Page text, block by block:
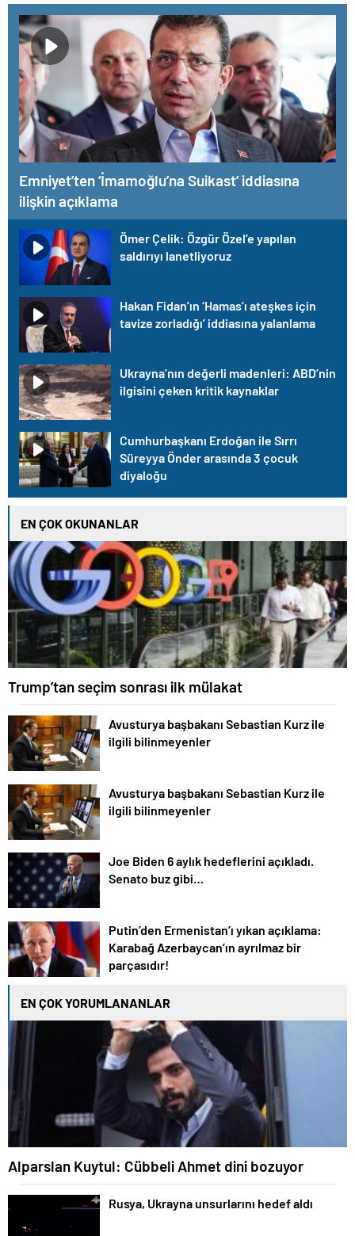
Emniyet’ten ‘İmamoğlu’na Suikast’ iddiasına
ilişkin açıklama
Ömer Çelik: Özgür Özel’e yapılan
saldırıyı lanetliyoruz
Hakan Fidan’ın ‘Hamas’ı ateşkes için
tavize zorladığı’ iddiasına yalanlama
Ukrayna’nın değerli madenleri: ABD’nin
ilgisini çeken kritik kaynaklar
Cumhurbaşkanı Erdoğan ile Sırrı
Süreyya Önder arasında 3 çocuk
diyaloğu
EN ÇOK OKUNANLAR
Trump’tan seçim sonrası ilk mülakat
Avusturya başbakanı Sebastian Kurz ile
ilgili bilinmeyenler
Avusturya başbakanı Sebastian Kurz ile
ilgili bilinmeyenler
Joe Biden 6 aylık hedeflerini açıkladı.
Senato buz gibi…
Putin’den Ermenistan’ı yıkan açıklama:
Karabağ Azerbaycan’ın ayrılmaz bir
parçasıdır!
EN ÇOK YORUMLANANLAR
Alparslan Kuytul: Cübbeli Ahmet dini bozuyor
Rusya, Ukrayna unsurlarını hedef aldı